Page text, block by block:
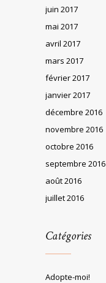
juin 2017
mai 2017
avril 2017
mars 2017
février 2017
janvier 2017
décembre 2016
novembre 2016
octobre 2016
septembre 2016
août 2016
juillet 2016
Catégories
Adopte-moi!